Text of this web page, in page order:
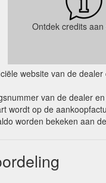
Ontdek credits aan
website van de
van de dealer
wordt op de
worden bekeken aan